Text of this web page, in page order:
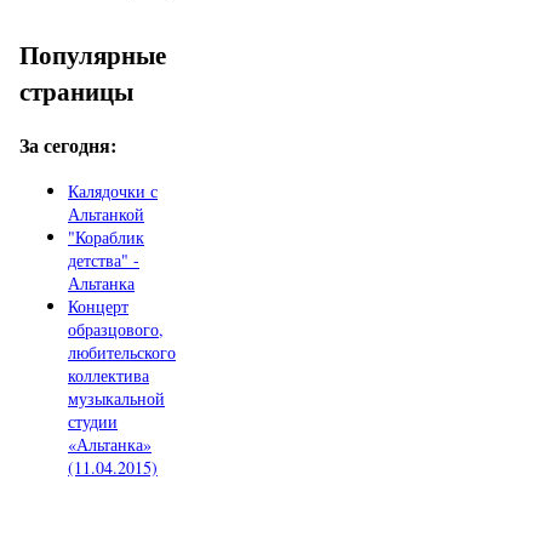
Популярные
страницы
За сегодня:
Калядочки с
Альтанкой
"Кораблик
детства" -
Альтанка
Концерт
образцового,
любительского
коллектива
музыкальной
студии
«Альтанка»
(11.04.2015)